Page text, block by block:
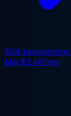
50% kedvezmény
Már $2.48/mo